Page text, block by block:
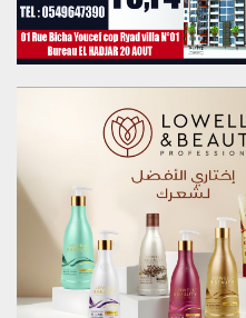
0
6
A
o
6
i